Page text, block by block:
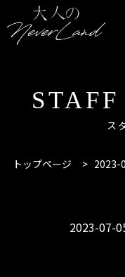
ス
トップページ > 2023-
2023-07-